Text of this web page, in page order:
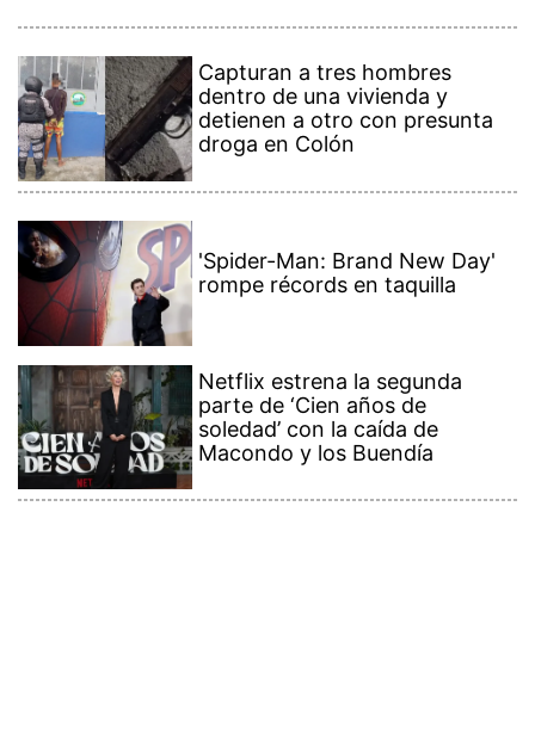
Capturan a tres hombres
dentro de una vivienda y
detienen a otro con presunta
droga en Colón
'Spider-Man: Brand New Day'
rompe récords en taquilla
Netflix estrena la segunda
parte de ‘Cien años de
soledad’ con la caída de
Macondo y los Buendía